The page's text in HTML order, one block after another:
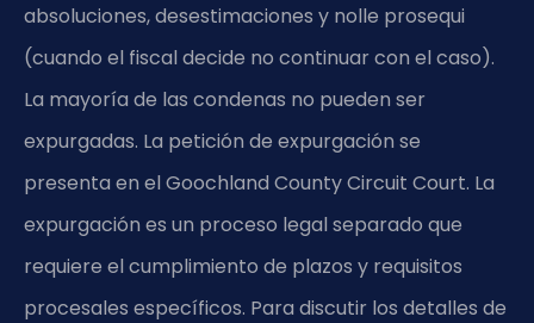
absoluciones, desestimaciones y nolle prosequi
(cuando el fiscal decide no continuar con el caso).
La mayoría de las condenas no pueden ser
expurgadas. La petición de expurgación se
presenta en el Goochland County Circuit Court. La
expurgación es un proceso legal separado que
requiere el cumplimiento de plazos y requisitos
procesales específicos. Para discutir los detalles de